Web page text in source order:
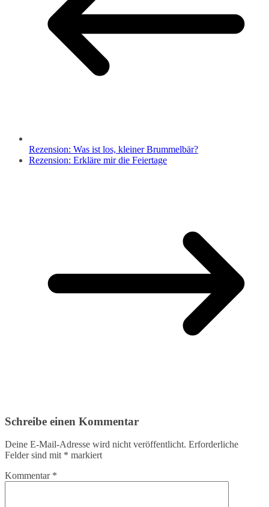
Rezension: Was ist los, kleiner Brummelbär?
Rezension: Erkläre mir die Feiertage
Schreibe einen Kommentar
Deine E-Mail-Adresse wird nicht veröffentlicht. Erforderliche
Felder sind mit * markiert
Kommentar *